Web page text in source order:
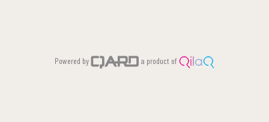
Powered by a product of